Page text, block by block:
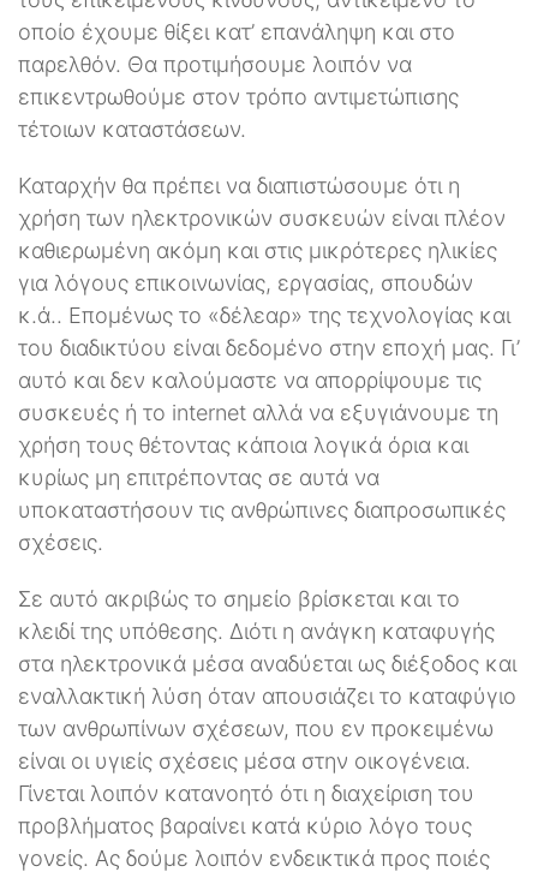
οποίο έχουμε θίξει κατ’ επανάληψη και στο
παρελθόν. Θα προτιμήσουμε λοιπόν να
επικεντρωθούμε στον τρόπο αντιμετώπισης
τέτοιων καταστάσεων.
Καταρχήν θα πρέπει να διαπιστώσουμε ότι η
χρήση των ηλεκτρονικών συσκευών είναι πλέον
καθιερωμένη ακόμη και στις μικρότερες ηλικίες
για λόγους επικοινωνίας, εργασίας, σπουδών
κ.ά.. Επομένως το «δέλεαρ» της τεχνολογίας και
του διαδικτύου είναι δεδομένο στην εποχή μας. Γι’
αυτό και δεν καλούμαστε να απορρίψουμε τις
συσκευές ή το internet αλλά να εξυγιάνουμε τη
χρήση τους θέτοντας κάποια λογικά όρια και
κυρίως μη επιτρέποντας σε αυτά να
υποκαταστήσουν τις ανθρώπινες διαπροσωπικές
σχέσεις.
Σε αυτό ακριβώς το σημείο βρίσκεται και το
κλειδί της υπόθεσης. Διότι η ανάγκη καταφυγής
στα ηλεκτρονικά μέσα αναδύεται ως διέξοδος και
εναλλακτική λύση όταν απουσιάζει το καταφύγιο
των ανθρωπίνων σχέσεων, που εν προκειμένω
είναι οι υγιείς σχέσεις μέσα στην οικογένεια.
Γίνεται λοιπόν κατανοητό ότι η διαχείριση του
προβλήματος βαραίνει κατά κύριο λόγο τους
γονείς. Ας δούμε λοιπόν ενδεικτικά προς ποιές